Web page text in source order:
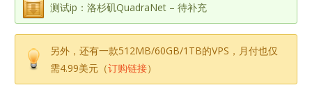
测试ip：洛杉矶QuadraNet – 待补充
另外，还有一款512MB/60GB/1TB的VPS，月付也仅
需4.99美元（订购链接）